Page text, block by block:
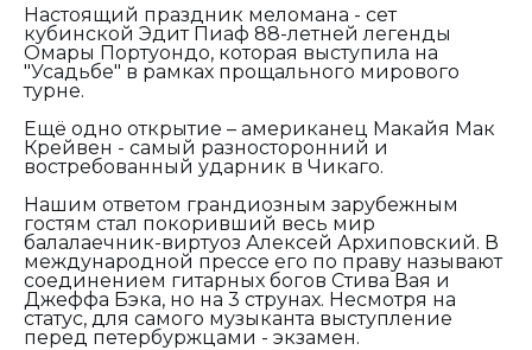
Настоящий праздник меломана - сет
кубинской Эдит Пиаф 88-летней легенды
Омары Портуондо, которая выступила на
"Усадьбе" в рамках прощального мирового
турне.
Ещё одно открытие – американец Макайя Мак
Крейвен - самый разносторонний и
востребованный ударник в Чикаго.
Нашим ответом грандиозным зарубежным
гостям стал покоривший весь мир
балалаечник-виртуоз Алексей Архиповский. В
международной прессе его по праву называют
соединением гитарных богов Стива Вая и
Джеффа Бэка, но на 3 струнах. Несмотря на
статус, для самого музыканта выступление
перед петербуржцами - экзамен.